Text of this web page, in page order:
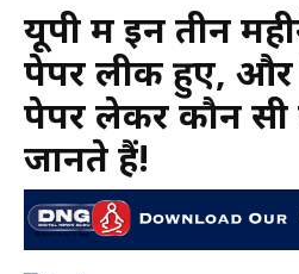
यूपी में इन तीन
पेपर लीक हुए, और
पेपर लेकर कौन
जानते हैं!